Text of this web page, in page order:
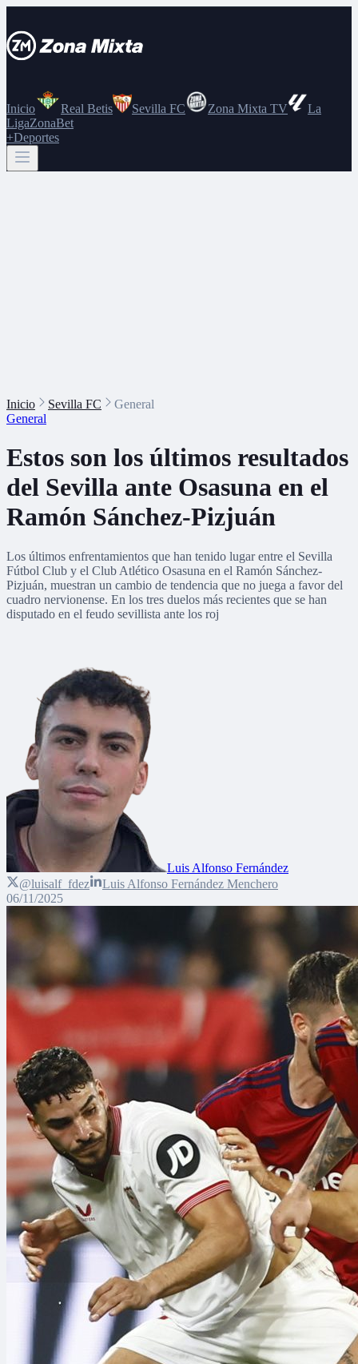
Inicio Real Betis Sevilla FC Zona Mixta TV
La
LigaZonaBet
+Deportes
Inicio Sevilla FC
General
General
Estos son los últimos resultados
del Sevilla ante Osasuna en el
Ramón Sánchez-Pizjuán
Los últimos enfrentamientos que han tenido lugar entre el Sevilla
Fútbol Club y el Club Atlético Osasuna en el Ramón Sánchez-
Pizjuán, muestran un cambio de tendencia que no juega a favor del
cuadro nervionense. En los tres duelos más recientes que se han
disputado en el feudo sevillista ante los roj
Luis Alfonso Fernández
@luisalf_fdez
Luis Alfonso Fernández Menchero
06/11/2025